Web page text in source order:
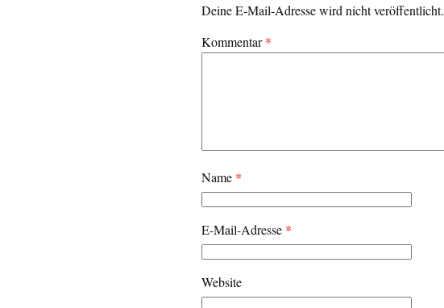
Deine E-Mail-Adresse wird nicht veröffentlicht.
Kommentar*
Name *
E-Mail-Adresse *
Website